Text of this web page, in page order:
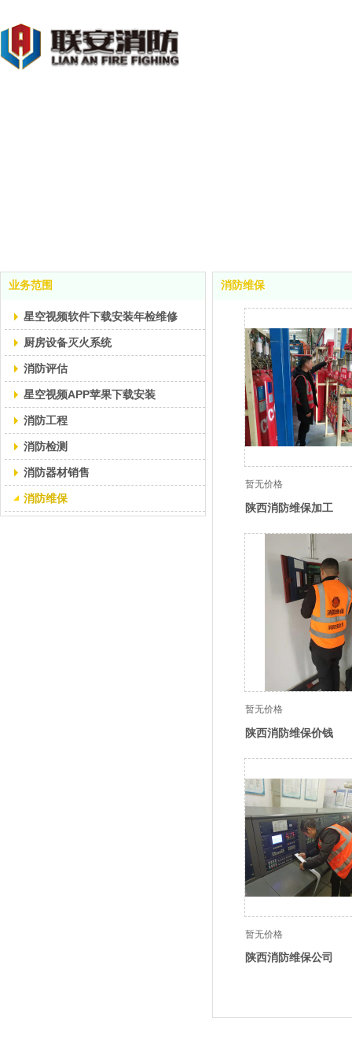
业务范围
星空视频软件下载安装年检维修
厨房设备灭火系统
消防评估
星空视频APP苹果下载安装
消防工程
消防检测
消防器材销售
消防维保
消防维保
暂无价格
陕西消防维保加工
暂无价格
陕西消防维保价钱
暂无价格
陕西消防维保公司